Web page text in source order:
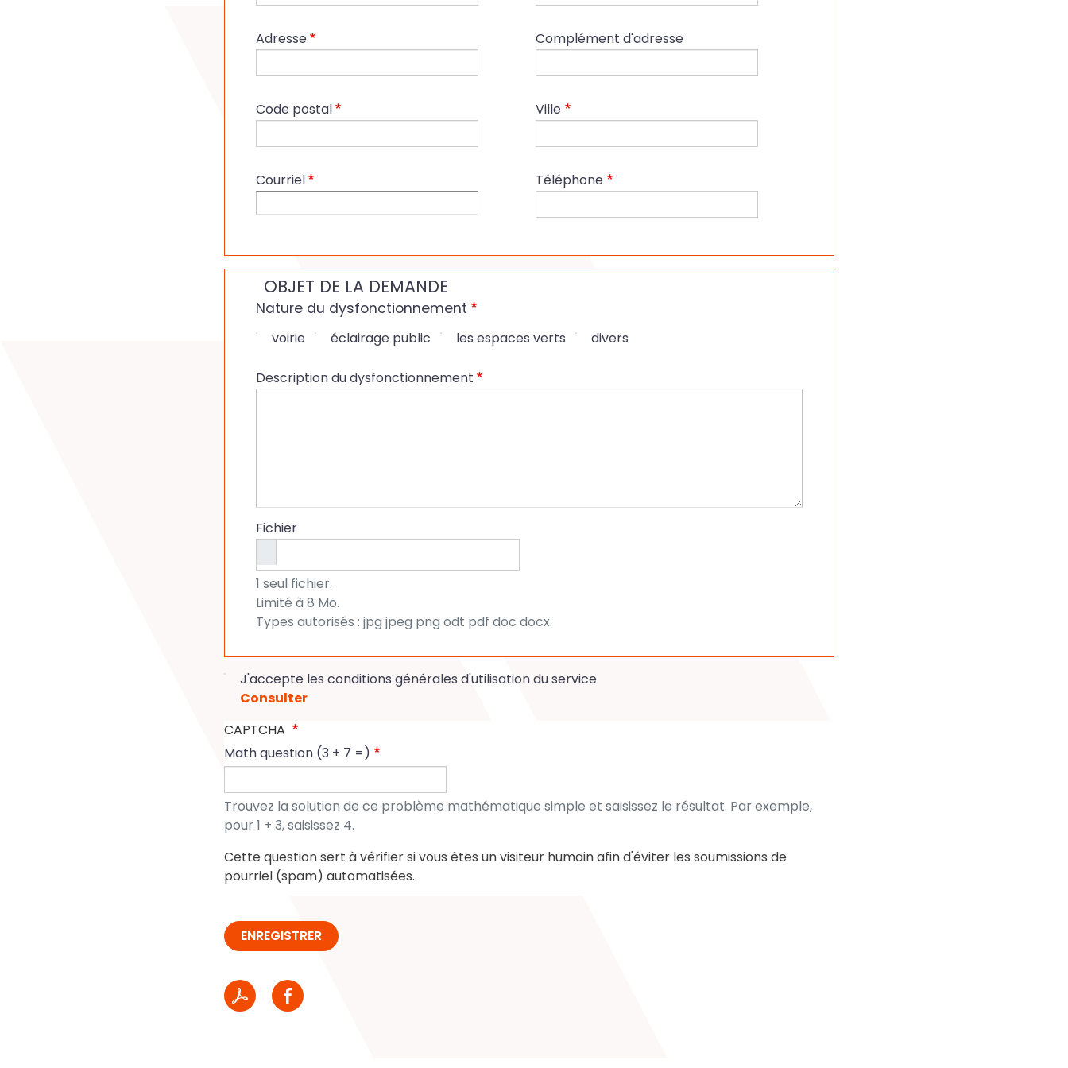
Adresse Complément d'adresse
Code postal Ville
Courriel Téléphone
OBJET DE LA DEMANDE
Nature du dysfonctionnement
voirie éclairage public les espaces verts divers
Description du dysfonctionnement
Fichier
1 seul fichier.
Limité à 8 Mo.
Types autorisés : jpg jpeg png odt pdf doc docx.
J'accepte les conditions générales d'utilisation du service
Consulter
CAPTCHA
Math question (3 + 7 =)
Trouvez la solution de ce problème mathématique simple et saisissez le résultat. Par exemple,
pour 1 + 3, saisissez 4.
Cette question sert à vérifier si vous êtes un visiteur humain afin d'éviter les soumissions de
pourriel (spam) automatisées.
ENREGISTRER